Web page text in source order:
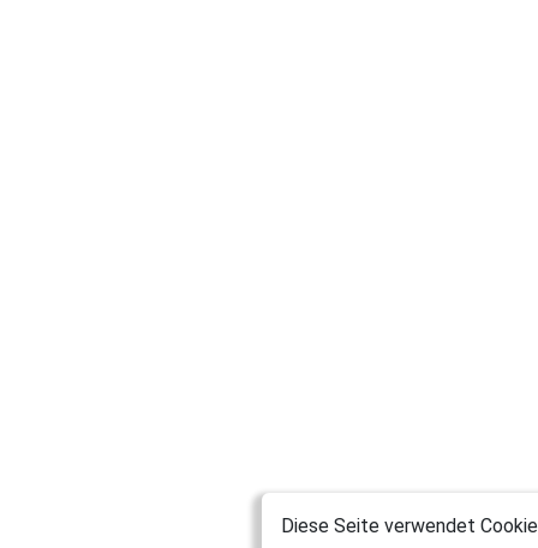
Diese Seite verwendet